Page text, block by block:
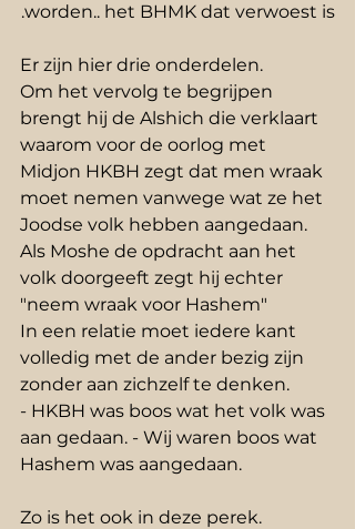
worden.. het BHMK dat verwoest is.
Er zijn hier drie onderdelen.
Om het vervolg te begrijpen
brengt hij de Alshich die verklaart
waarom voor de oorlog met
Midjon HKBH zegt dat men wraak
moet nemen vanwege wat ze het
Joodse volk hebben aangedaan.
Als Moshe de opdracht aan het
volk doorgeeft zegt hij echter
"neem wraak voor Hashem"
In een relatie moet iedere kant
volledig met de ander bezig zijn
zonder aan zichzelf te denken.
- HKBH was boos wat het volk was
aan gedaan. - Wij waren boos wat
Hashem was aangedaan.
Zo is het ook in deze perek.